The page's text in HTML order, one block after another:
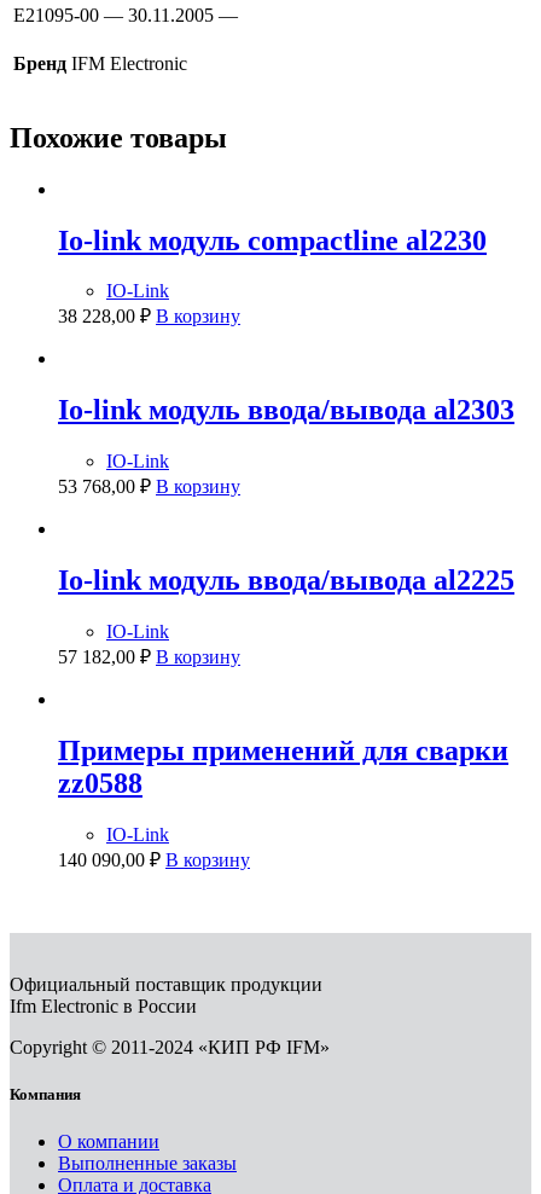
E21095-00 — 30.11.2005 —
Бренд IFM Electronic
Похожие товары
Io-link модуль compactline al2230
IO-Link
38 228,00 ₽ В корзину
Io-link модуль ввода/вывода al2303
IO-Link
53 768,00 ₽ В корзину
Io-link модуль ввода/вывода al2225
IO-Link
57 182,00 ₽ В корзину
Примеры применений для сварки
zz0588
IO-Link
140 090,00 ₽ В корзину
Официальный поставщик продукции
Ifm Electronic в России
Copyright © 2011-2024 «КИП РФ IFM»
Компания
О компании
Выполненные заказы
Оплата и доставка